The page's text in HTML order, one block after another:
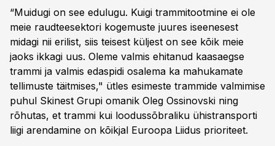
“Muidugi on see edulugu. Kuigi trammitootmine ei ole
meie raudteesektori kogemuste juures iseenesest
midagi nii erilist, siis teisest küljest on see kõik meie
jaoks ikkagi uus. Oleme valmis ehitanud kaasaegse
trammi ja valmis edaspidi osalema ka mahukamate
tellimuste täitmises," ütles esimeste trammide valmimise
puhul Skinest Grupi omanik Oleg Ossinovski ning
rõhutas, et trammi kui loodussõbraliku ühistransporti
liigi arendamine on kõikjal Euroopa Liidus prioriteet.